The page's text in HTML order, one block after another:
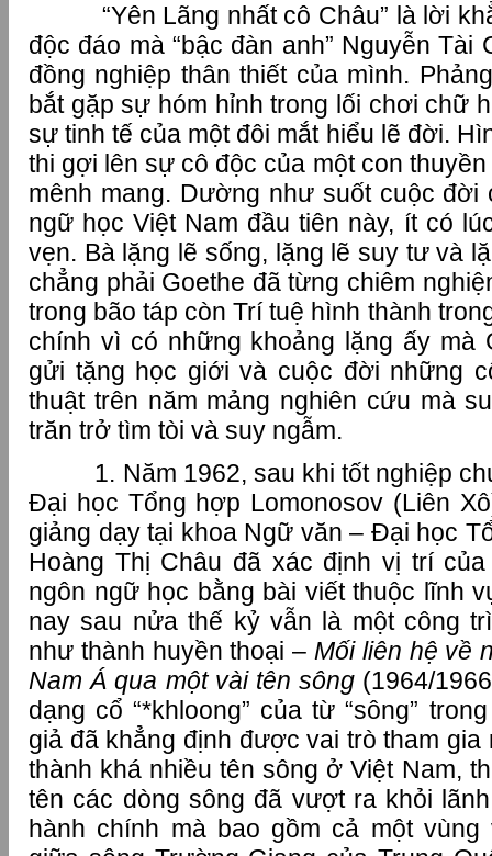
“Yên Lãng nhất cô Châu” là lời
độc đáo mà “bậc đàn anh” Nguyễn
đồng nghiệp thân thiết của mình.
bắt gặp sự hóm hỉnh trong lối chơi chữ
sự tinh tế của một đôi mắt hiểu lẽ đời.
thi gợi lên sự cô độc của một con
mênh mang. Dường như suốt cuộc
ngữ học Việt Nam đầu tiên này, ít có
vẹn. Bà lặng lẽ sống, lặng lẽ suy tư và
chẳng phải Goethe đã từng chiêm
trong bão táp còn Trí tuệ hình thành
chính vì có những khoảng lặng ấy mà
gửi tặng học giới và cuộc đời những
thuật trên năm mảng nghiên cứu mà
trăn trở tìm tòi và suy ngẫm.
1. Năm 1962, sau khi tốt nghiệp
Đại học Tổng hợp Lomonosov (Liên
giảng dạy tại khoa Ngữ văn – Đại học
Hoàng Thị Châu đã xác định vị trí
ngôn ngữ học bằng bài viết thuộc lĩnh
nay sau nửa thế kỷ vẫn là một công
như thành huyền thoại – Mối liên hệ về
Nam Á qua một vài tên sông (1964/
dạng cổ “*khloong” của từ “sông”
giả đã khẳng định được vai trò tham
thành khá nhiều tên sông ở Việt Nam,
tên các dòng sông đã vượt ra khỏi
hành chính mà bao gồm cả một